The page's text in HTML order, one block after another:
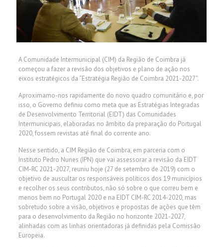
A Comunidade Intermunicipal (CIM) da Região de Coimbra já
começou a fazer a revisão dos objetivos e plano de ação nos
eixos estratégicos da “Estratégia Região de Coimbra 2021-2027”.
Aproximamo-nos rapidamente do novo quadro comunitário e, por
isso, o Governo definiu como meta que as Estratégias Integradas
de Desenvolvimento Territorial (EIDT) das Comunidades
Intermunicipais, elaboradas no âmbito da preparação do Portugal
2020, fossem revistas até final do corrente ano.
Nesse sentido, a CIM Região de Coimbra, em parceria com o
Instituto Pedro Nunes (IPN) que vai assessorar a revisão da EIDT
CIM-RC 2021-2027, reuniu hoje (27 de setembro de 2019) com o
objetivo de auscultar os responsáveis políticos dos 19 municípios
e recolher os seus contributos, não só sobre o que correu bem e
menos bem no Portugal 2020 e na EIDT CIM-RC 2014-2020, mas
sobretudo sobre a visão, objetivos e propostas de ações que têm
para o desenvolvimento da Região no horizonte 2021-2027,
alinhadas com as linhas orientadoras já definidas pela Comissão
Europeia.